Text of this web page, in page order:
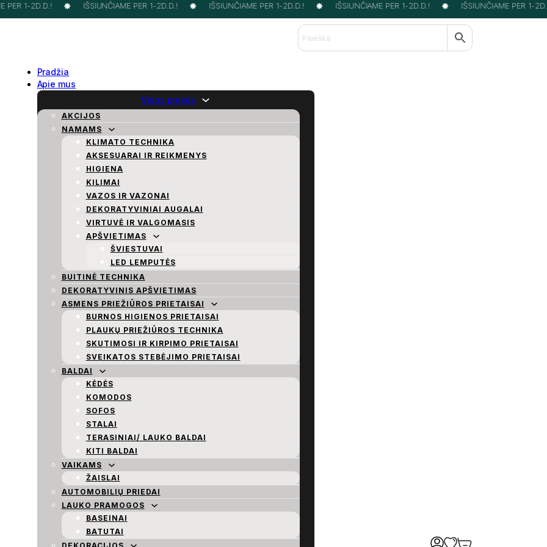
PER 1-2D.D.! IŠSIUNČIAME PER 1-2D.D.! IŠSIUNČIAME PER 1-2D.D.! IŠSIUNČIAME PER 1-2D.D.! IŠSIUNČIAME PER 1-
Pradžia
Apie mus
Visos prekės
AKCIJOS
NAMAMS
KLIMATO TECHNIKA
AKSESUARAI IR REIKMENYS
HIGIENA
KILIMAI
VAZOS IR VAZONAI
DEKORATYVINIAI AUGALAI
VIRTUVĖ IR VALGOMASIS
APŠVIETIMAS
ŠVIESTUVAI
LED LEMPUTĖS
BUITINĖ TECHNIKA
DEKORATYVINIS APŠVIETIMAS
ASMENS PRIEŽIŪROS PRIETAISAI
BURNOS HIGIENOS PRIETAISAI
PLAUKŲ PRIEŽIŪROS TECHNIKA
SKUTIMOSI IR KIRPIMO PRIETAISAI
SVEIKATOS STEBĖJIMO PRIETAISAI
BALDAI
KĖDĖS
KOMODOS
SOFOS
STALAI
TERASINIAI/ LAUKO BALDAI
KITI BALDAI
VAIKAMS
ŽAISLAI
AUTOMOBILIŲ PRIEDAI
LAUKO PRAMOGOS
BASEINAI
BATUTAI